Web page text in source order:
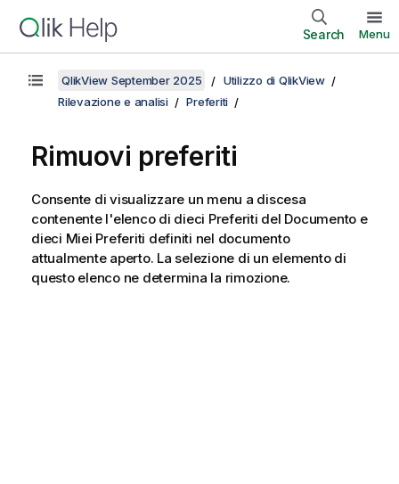
Search Menu
QlikView September 2025
Utilizzo di QlikView
Rilevazione e analisi
Preferiti
Rimuovi preferiti
Consente di visualizzare un menu a discesa
contenente l'elenco di dieci Preferiti del Documento e
dieci Miei Preferiti definiti nel documento
attualmente aperto. La selezione di un elemento di
questo elenco ne determina la rimozione.